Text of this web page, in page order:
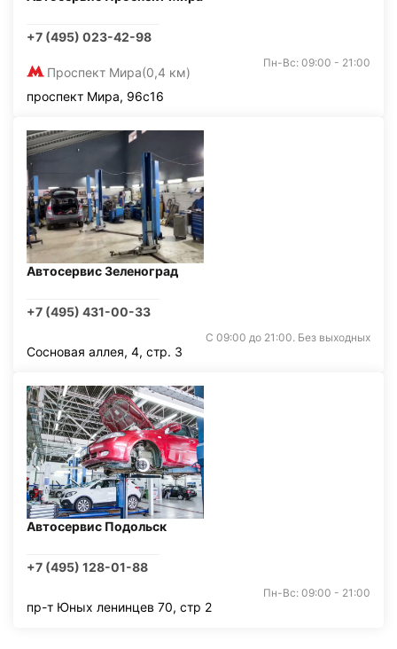
+7 (495) 023-42-98
Проспект Мира(0,4 км)
Пн-Вс: 09:00 - 21:00
проспект Мира, 96с16
Автосервис Зеленоград
+7 (495) 431-00-33
С 09:00 до 21:00. Без выходных
Сосновая аллея, 4, стр. 3
Автосервис Подольск
+7 (495) 128-01-88
Пн-Вс: 09:00 - 21:00
пр-т Юных ленинцев 70, стр 2